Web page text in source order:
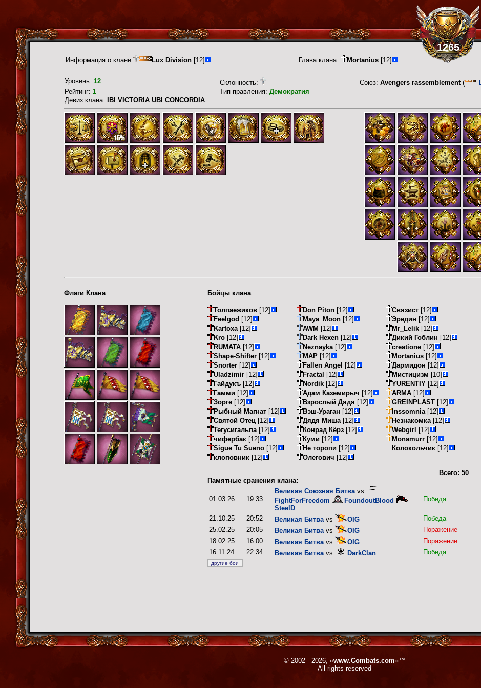
1265
Информация о клане Lux Division [12] Глава клана: Mortanius [12]
Уровень: 12 Склонность: Союз: Avengers rassemblement(
Рейтинг: 1 Тип правления: Демократия
Девиз клана:
IBI VICTORIA UBI CONCORDIA
Флаги Клана Бойцы клана
Толпаежиков [12]
Feelgod [12]
Kartoxa [12]
Kro [12]
RUMATA [12]
Shape-Shifter [12]
Snorter [12]
Uladzimir [12]
Гайдукъ [12]
Гамми [12]
Зорге [12]
Рыбный Магнат [12]
Святой Отец [12]
Тегусигальпа [12]
чифербак [12]
Sigue Tu Sueno [12]
клоповник [12]
Don Piton [12]
Maya_Moon [12]
AWM [12]
Dark Hexen [12]
Neznayka [12]
МАР [12]
Fallen Angel [12]
Fractal [12]
Nordik [12]
Адам Каземирыч [12]
Взрослый Дядя [12]
Вэш-Ураган [12]
Дядя Миша [12]
Конрад Кёрз [12]
Куми [12]
Не торопи [12]
Олегович [12]
Связист [12]
Эредин [12]
Mr_Lelik [12]
Дикий Гоблин [12]
creatione [12]
Mortanius [12]
Дармидон [12]
Мистицизм [10]
YURENTIY [12]
ARMA [12]
GREINPLAST [12]
Inssomnia [12]
Незнакомка [12]
Webgirl [12]
Monamurr [12]
Колокольчик [12]
Всего: 50
Памятные сражения клана:
01.03.26 19:33
Великая Союзная Битва vs
FightForFreedom
FoundoutBlood
SteelD
Победа
21.10.25 20:52 Великая Битва vs OIG
Победа
25.02.25
20:05 Великая Битва vs OIG
Поражение
18.02.25
16:00 Великая Битва vs OIG
Поражение
16.11.24
22:34 Великая Битва vs DarkClan Победа
© 2002 - 2026, «www.Combats.com»™
All rights reserved